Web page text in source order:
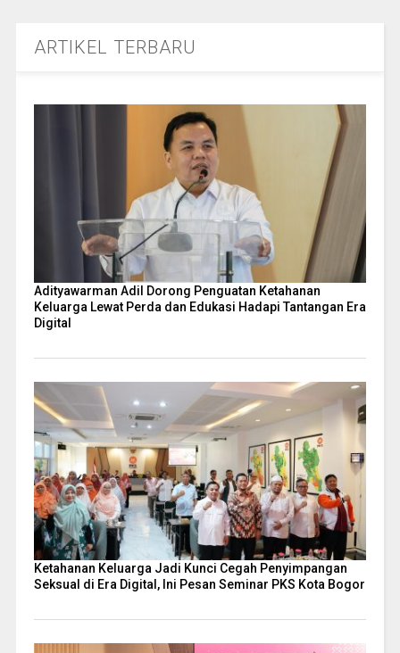
ARTIKEL TERBARU
Adityawarman Adil Dorong Penguatan Ketahanan
Keluarga Lewat Perda dan Edukasi Hadapi Tantangan Era
Digital
Ketahanan Keluarga Jadi Kunci Cegah Penyimpangan
Seksual di Era Digital, Ini Pesan Seminar PKS Kota Bogor